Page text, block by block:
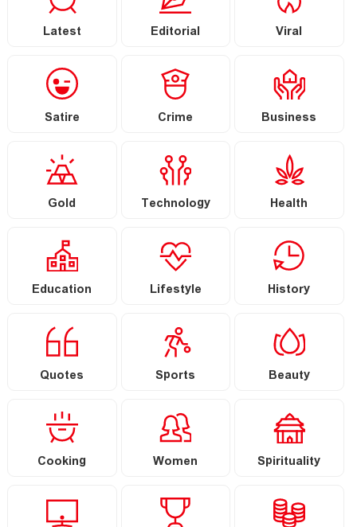
Latest Editorial Viral
Satire Crime Business
Gold Technology Health
Education Lifestyle History
Quotes Sports Beauty
Cooking Women Spirituality